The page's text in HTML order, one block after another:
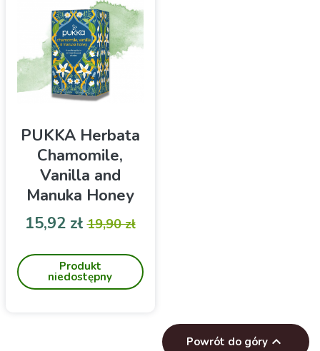
PUKKA Herbata
Chamomile,
Vanilla and
Manuka Honey
20 saszetek
Vanilla and Manuka Honey
w 20 saszetkach
Cena
15,92 złCena podstawowa
19,90 zł
Produkt
niedostępny
Powrót do góry 